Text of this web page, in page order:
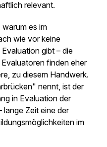
relevant.
warum es im
wie vor keine
gibt – die
finden eher
zu diesem Handwerk.
nennt, ist der
in Evaluation der
lange Zeit eine der
im